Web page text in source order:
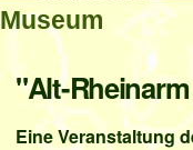
zur
Navigation
Museum
Werkzeuge
"Alt-
Eine Veranstaltung